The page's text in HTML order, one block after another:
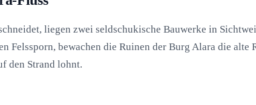
liegen zwei seldschukische Bauwerke in
Felssporn, bewachen die Ruinen der Burg Alara die alte
den Strand lohnt.